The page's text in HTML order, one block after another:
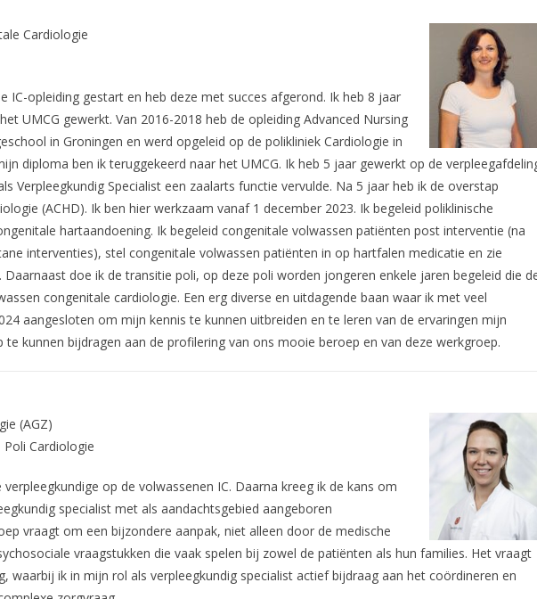
Cardiologie
IC-opleiding gestart en heb deze met succes afgerond. Ik heb 8 jaar
UMCG gewerkt. Van 2016-2018 heb de opleiding Advanced Nursing
in Groningen en werd opgeleid op de polikliniek Cardiologie in
diploma ben ik teruggekeerd naar het UMCG. Ik heb 5 jaar gewerkt op de
Verpleegkundig Specialist een zaalarts functie vervulde. Na 5 jaar heb ik de overstap
(ACHD). Ik ben hier werkzaam vanaf 1 december 2023. Ik begeleid poliklinische
hartaandoening. Ik begeleid congenitale volwassen patiënten post interventie (na
interventies), stel congenitale volwassen patiënten in op hartfalen medicatie en zie
doe ik de transitie poli, op deze poli worden jongeren enkele jaren begeleid die
congenitale cardiologie. Een erg diverse en uitdagende baan waar ik met veel
aangesloten om mijn kennis te kunnen uitbreiden en te leren van de ervaringen mijn
te kunnen bijdragen aan de profilering van ons mooie beroep en van deze werkgroep.
(AGZ)
Cardiologie
op de volwassenen IC. Daarna kreeg ik de kans om
specialist met als aandachtsgebied aangeboren
vraagt om een bijzondere aanpak, niet alleen door de medische
vraagstukken die vaak spelen bij zowel de patiënten als hun families. Het vraagt
waarbij ik in mijn rol als verpleegkundig specialist actief bijdraag aan het coördineren en